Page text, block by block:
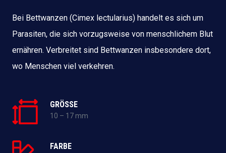
Bei Bettwanzen (Cimex lectularius) handelt es sich um
Parasiten, die sich vorzugsweise von menschlichem Blut
ernähren. Verbreitet sind Bettwanzen insbesondere dort,
wo Menschen viel verkehren.
GRÖSSE
10 – 17 mm
FARBE